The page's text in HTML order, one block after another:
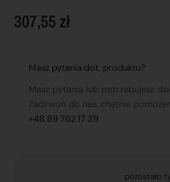
307,55 zł
Masz pytania dot. produktu?
Masz pytania lub potrzebujesz
Zadzwoń do nas, chętnie
+48 89 762 17 39
pozostało